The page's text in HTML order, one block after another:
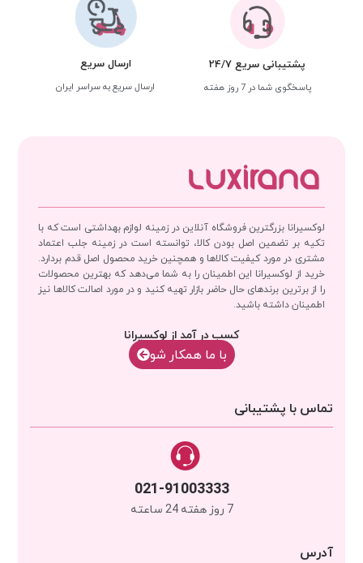
پشتیبانی سریع 24/7
پاسخگوی شما در 7 روز هفته
ارسال سریع
ارسال سریع به سراسر ایران
لوکسیرانا بزرگترین فروشگاه آنلاین در زمینه لوازم بهداشتی است که با
تکیه بر تضمین اصل بودن کالا، توانسته است در زمینه جلب اعتماد
مشتری در مورد کیفیت کالاها و همچنین خرید محصول اصل قدم بردارد.
خرید از لوکسیرانا این اطمینان را به شما می‌دهد که بهترین محصولات
را از برترین برندهای حال حاضر بازار تهیه کنید و در مورد اصالت کالاها نیز
اطمینان داشته باشید.
کسب در آمد از لوکسیرانا
با‌‌ ما همکار شو
تماس با پشتیبانی
021-91003333
7 روز هفته 24 ساعته
آدرس